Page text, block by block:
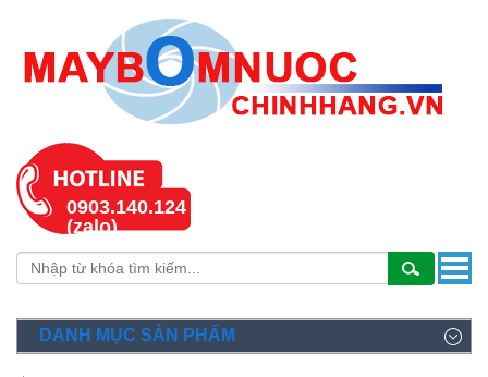
0903.140.124
(zalo)
DANH MỤC SẢN PHẨM